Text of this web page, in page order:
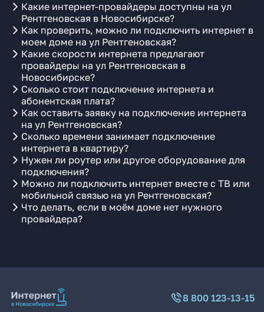
Какие интернет-провайдеры доступны на ул
Рентгеновская в Новосибирске?
Как проверить, можно ли подключить интернет в
моем доме на ул Рентгеновская?
Какие скорости интернета предлагают
провайдеры на ул Рентгеновская в
Новосибирске?
Сколько стоит подключение интернета и
абонентская плата?
Как оставить заявку на подключение интернета
на ул Рентгеновская?
Сколько времени занимает подключение
интернета в квартиру?
Нужен ли роутер или другое оборудование для
подключения?
Можно ли подключить интернет вместе с ТВ или
мобильной связью на ул Рентгеновская?
Что делать, если в моём доме нет нужного
провайдера?
8 800 123-13-15